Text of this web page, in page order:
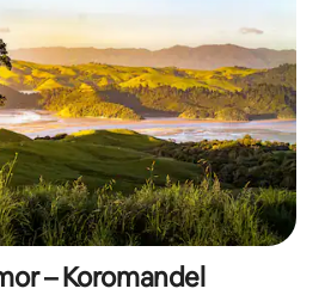
– Koromandel